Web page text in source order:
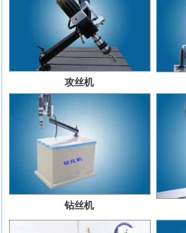
攻丝机
钻丝机